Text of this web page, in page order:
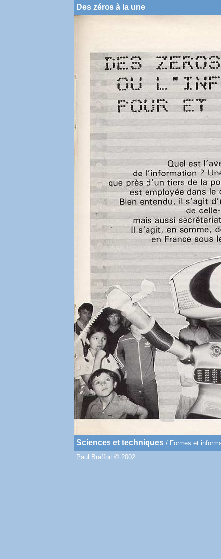
Des zéros à la une
Sciences et techniques / Formes et
Paul Braffort © 2002